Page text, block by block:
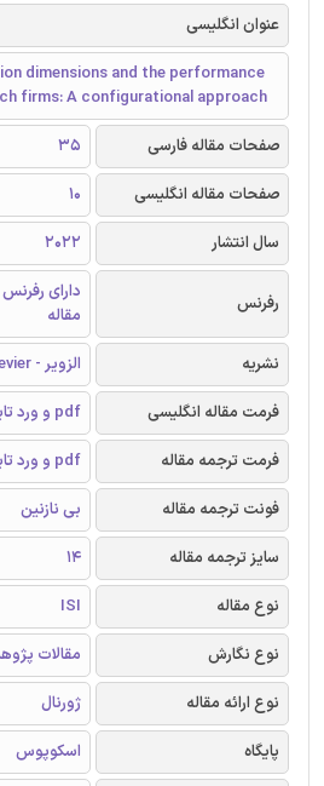
عنوان انگلیسی
dimensions and the performance
firms: A configurational approach
صفحات مقاله فارسی
35
صفحات مقاله انگلیسی
10
سال انتشار
2022
رفرنس
دارای
مقاله
نشریه
الزویر - Elsevier
فرمت مقاله انگلیسی
pdf و ورد تایپ شده با قابلیت ویرایش
فرمت ترجمه مقاله
pdf و ورد تایپ شده با قابلیت ویرایش
فونت ترجمه مقاله
بی نازنین
سایز ترجمه مقاله
14
نوع مقاله
ISI
نوع نگارش
مقالات
نوع ارائه مقاله
ژورنال
پایگاه
اسکوپوس